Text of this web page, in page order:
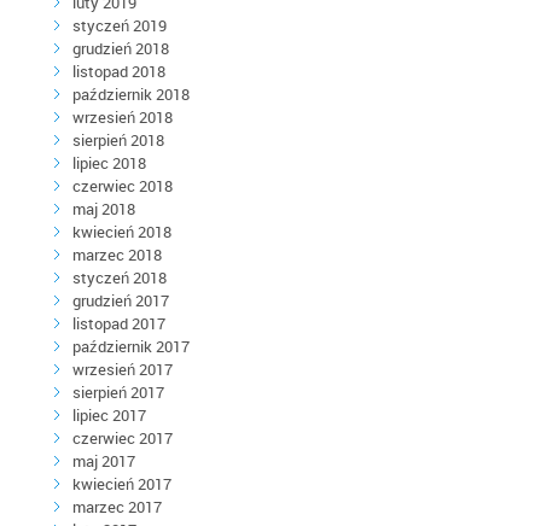
styczeń 2019
grudzień 2018
listopad 2018
październik 2018
wrzesień 2018
sierpień 2018
lipiec 2018
czerwiec 2018
maj 2018
kwiecień 2018
marzec 2018
styczeń 2018
grudzień 2017
listopad 2017
październik 2017
wrzesień 2017
sierpień 2017
lipiec 2017
czerwiec 2017
maj 2017
kwiecień 2017
marzec 2017